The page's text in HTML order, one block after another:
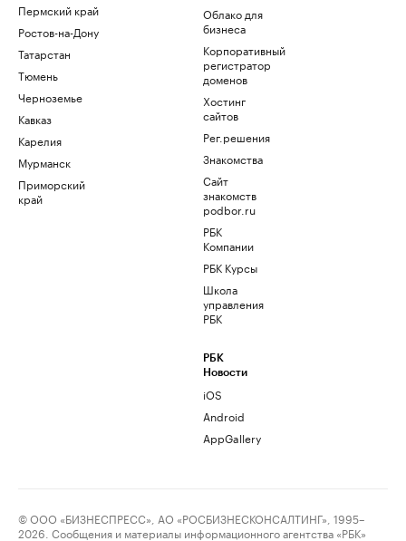
Пермский край
Ростов-на-Дону
Татарстан
Тюмень
Черноземье
Кавказ
Карелия
Мурманск
Приморский
край
Облако для
бизнеса
Корпоративный
регистратор
доменов
Хостинг
сайтов
Рег.решения
Знакомства
Сайт
знакомств
podbor.ru
РБК
Компании
РБК Курсы
Школа
управления
РБК
РБК
Новости
iOS
Android
AppGallery
© ООО «БИЗНЕСПРЕСС», АО «РОСБИЗНЕСКОНСАЛТИНГ», 1995–
2026. Сообщения и материалы информационного агентства «РБК»